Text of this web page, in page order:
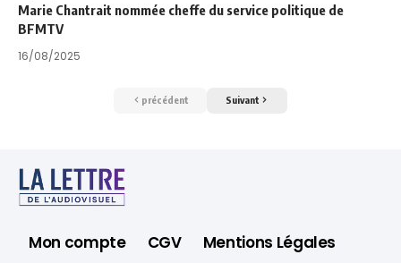
Marie Chantrait nommée cheffe du service politique de
BFMTV
16/08/2025
précédent Suivant
Mon compte CGV
Mentions Légales